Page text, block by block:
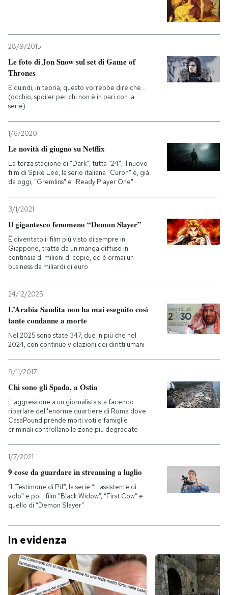
28/9/2015
Le foto di Jon Snow sul set di Game of
Thrones
E quindi, in teoria, questo vorrebbe dire che...
(occhio, spoiler per chi non è in pari con la
serie)
1/6/2020
Le novità di giugno su Netflix
La terza stagione di "Dark", tutta "24", il nuovo
film di Spike Lee, la serie italiana "Curon" e, già
da oggi, "Gremlins" e "Ready Player One"
3/1/2021
Il gigantesco fenomeno “Demon Slayer”
È diventato il film più visto di sempre in
Giappone, tratto da un manga diffuso in
centinaia di milioni di copie, ed è ormai un
business da miliardi di euro
24/12/2025
L’Arabia Saudita non ha mai eseguito così
tante condanne a morte
Nel 2025 sono state 347, due in più che nel
2024, con continue violazioni dei diritti umani
9/11/2017
Chi sono gli Spada, a Ostia
L'aggressione a un giornalista sta facendo
riparlare dell'enorme quartiere di Roma dove
CasaPound prende molti voti e famiglie
criminali controllano le zone più degradate
1/7/2021
9 cose da guardare in streaming a luglio
“Il Testimone di Pif”, la serie “L'assistente di
volo” e poi i film "Black Widow”, “First Cow” e
quello di “Demon Slayer”
In evidenza